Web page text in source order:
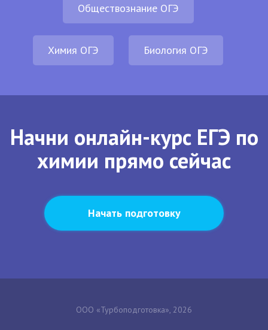
Обществознание ОГЭ
Химия ОГЭ Биология ОГЭ
Начни онлайн-курс ЕГЭ по
химии прямо сейчас
Начать подготовку
ООО «Турбоподготовка», 2026